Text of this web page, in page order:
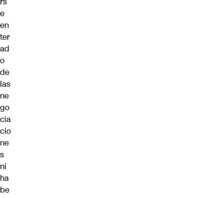
e
en
ter
ad
o
de
las
ne
go
cia
cio
ne
s
ni
ha
be